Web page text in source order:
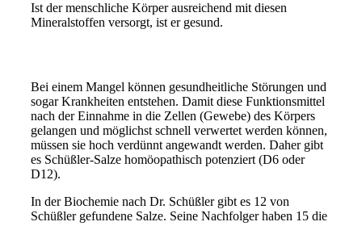
Ist der menschliche Körper ausreichend mit diesen
Mineralstoffen versorgt, ist er gesund.
Bei einem Mangel können gesundheitliche Störungen und
sogar Krankheiten entstehen. Damit diese Funktionsmittel
nach der Einnahme in die Zellen (Gewebe) des Körpers
gelangen und möglichst schnell verwertet werden können,
müssen sie hoch verdünnt angewandt werden. Daher gibt
es Schüßler-Salze homöopathisch potenziert (D6 oder
D12).
In der Biochemie nach Dr. Schüßler gibt es 12 von
Schüßler gefundene Salze. Seine Nachfolger haben 15 die